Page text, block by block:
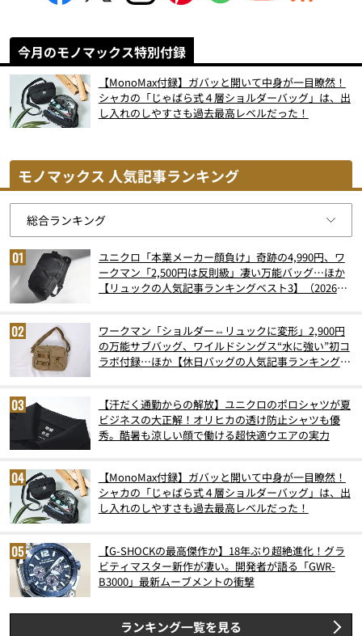
今月のモノマックス特別付録
【MonoMax付録】ガバッと開いて中身が一目瞭然！
シャカの「じゃばら式４層ショルダーバッグ」は、出
し入れのしやすさも過去最高レベルだった！
モノマックス 人気記事ランキング
ユニクロ「本業メーカー顔負け」奇跡の4,990円、ワ
ークマン「2,500円は反則級」凄い万能バッグ…ほか
【リュックの人気記事ランキングベスト3】（2026年
ワークマン「ショルダー⇔リュックに変形」2,900円
の万能サブバッグ、ワイルドシングス“水に強い”初コ
ラボ付録…ほか【休日バッグの人気記事ランキングベ
【汗だく通勤からの解放】ユニクロのポロシャツが夏
ビジネスの大正解！オリヒカの透け防止シャツも優
秀。酷暑も涼しい顔で働ける超快適ウエアの実力
【MonoMax付録】ガバッと開いて中身が一目瞭然！
シャカの「じゃばら式４層ショルダーバッグ」は、出
し入れのしやすさも過去最高レベルだった！
【G-SHOCKの最高傑作か】18年ぶり超絶進化！グラ
ビティマスター新作が凄い。開発者が語る「GWR-
B3000」最新ムーブメントの衝撃
ランキング一覧を見る